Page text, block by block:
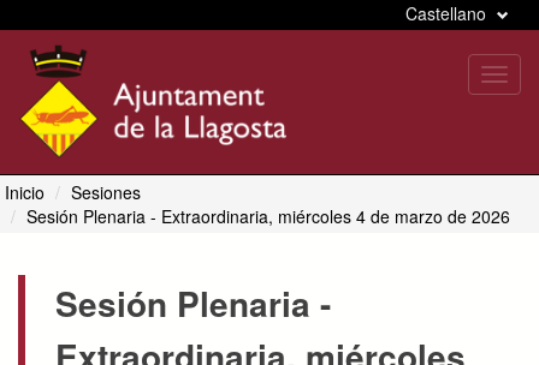
Castellano
Inicio
Sesiones
Sesión Plenaria - Extraordinaria, miércoles 4 de marzo de 2026
Sesión Plenaria -